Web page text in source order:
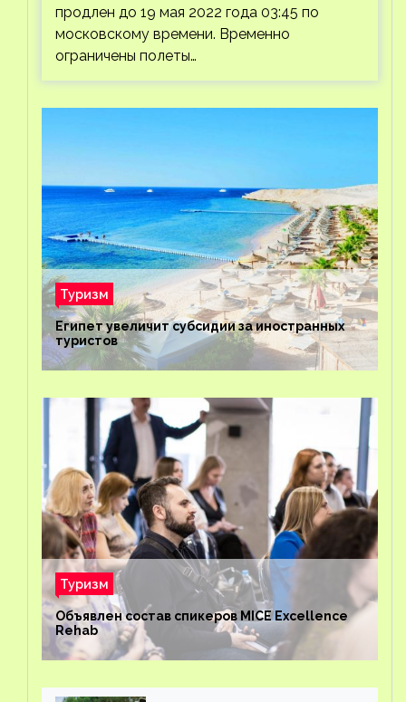
продлен до 19 мая 2022 года 03:45 по
московскому времени. Временно
ограничены полеты…
Туризм
Египет увеличит субсидии за иностранных
туристов
Туризм
Объявлен состав спикеров MICE Excellence
Rehab